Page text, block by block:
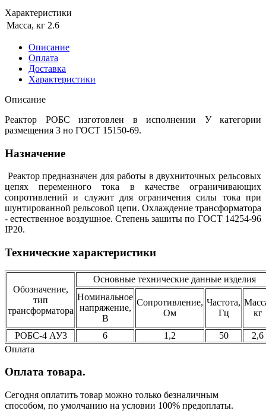
Характеристики
Масса, кг 2.6
Описание
Оплата
Доставка
Характеристики
Описание
Реактор РОБС изготовлен в исполнении У категории
размещения 3 но ГОСТ 15150-69.
Назначение
Реактор предназначен для работы в двухниточных рельсовых
цепях переменного тока в качестве ограничивающих
сопротивлений и служит для ограничения силы тока при
шунтированной рельсовой цепи. Охлаждение трансформатора
- естественное воздушное. Степень зашиты по ГОСТ 14254-96
IP20.
Технические характеристики
Обозначение,
тип
трансформатора
Основные технические данные изделия
Номинальное
напряжение,
В
Сопротивление,
Ом
Частота,
Гц
кг
РОБС-4 АУ3 6 1,2 50
2,6
Оплата
Оплата товара.
Сегодня оплатить товар можно только безналичным
способом, по умолчанию на условии 100% предоплаты.